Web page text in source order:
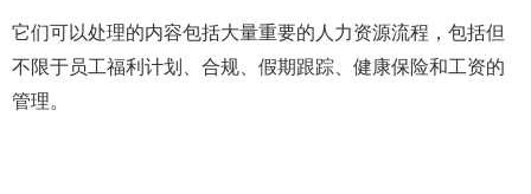
它们可以处理的内容包括大量重要的人力资源流程，包括但
不限于员工福利计划、合规、假期跟踪、健康保险和工资的
管理。